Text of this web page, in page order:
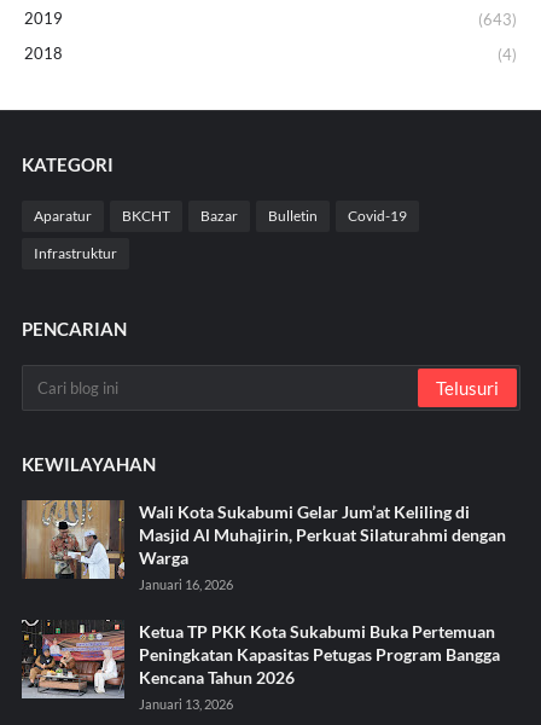
2019
(643)
2018
(4)
KATEGORI
Aparatur BKCHT Bazar Bulletin Covid-19
Infrastruktur
PENCARIAN
KEWILAYAHAN
Wali Kota Sukabumi Gelar Jum’at Keliling di
Masjid Al Muhajirin, Perkuat Silaturahmi dengan
Warga
Januari 16, 2026
Ketua TP PKK Kota Sukabumi Buka Pertemuan
Peningkatan Kapasitas Petugas Program Bangga
Kencana Tahun 2026
Januari 13, 2026